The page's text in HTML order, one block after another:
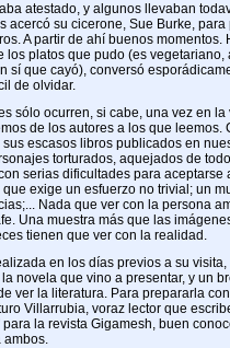
atestado, y algunos llevaban
acercó su cicerone, Sue Burke,
A partir de ahí buenos momentos.
los platos que pudo (es
sí que cayó), conversó
de olvidar.
sólo ocurren, si cabe, una vez en la
de los autores a los que leemos.
escasos libros publicados en
torturados, aquejados de
serias dificultades para aceptarse
exige un esfuerzo no trivial; un
Nada que ver con la persona
Una muestra más que las
tienen que ver con la realidad.
en los días previos a su
la novela que vino a presentar, y un
ver la literatura. Para prepararla
Villarrubia, voraz lector que
la revista Gigamesh, buen
ambos.